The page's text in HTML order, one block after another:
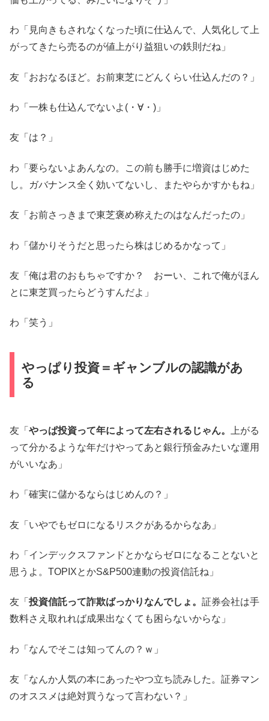
わ「見向きもされなくなった頃に仕込んで、人気化して上
がってきたら売るのが値上がり益狙いの鉄則だね」
友「おおなるほど。お前東芝にどんくらい仕込んだの？」
わ「一株も仕込んでないよ(・∀・)」
友「は？」
わ「要らないよあんなの。この前も勝手に増資はじめた
し。ガバナンス全く効いてないし、またやらかすかもね」
友「お前さっきまで東芝褒め称えたのはなんだったの」
わ「儲かりそうだと思ったら株はじめるかなって」
友「俺は君のおもちゃですか？ おーい、これで俺がほん
とに東芝買ったらどうすんだよ」
わ「笑う」
やっぱり投資＝ギャンブルの認識があ
る
友「 やっぱ投資って年によって左右されるじゃん。
上がる
って分かるような年だけやってあと銀行預金みたいな運用
がいいなあ」
わ「確実に儲かるならはじめんの？」
友「いやでもゼロになるリスクがあるからなあ」
わ「インデックスファンドとかならゼロになることないと
思うよ。TOPIXとかS&P500連動の投資信託ね」
友「 投資信託って詐欺ばっかりなんでしょ。 証券会社は手
数料さえ取れれば成果出なくても困らないからな」
わ「なんでそこは知ってんの？ｗ」
友「なんか人気の本にあったやつ立ち読みした。証券マン
のオススメは絶対買うなって言わない？」